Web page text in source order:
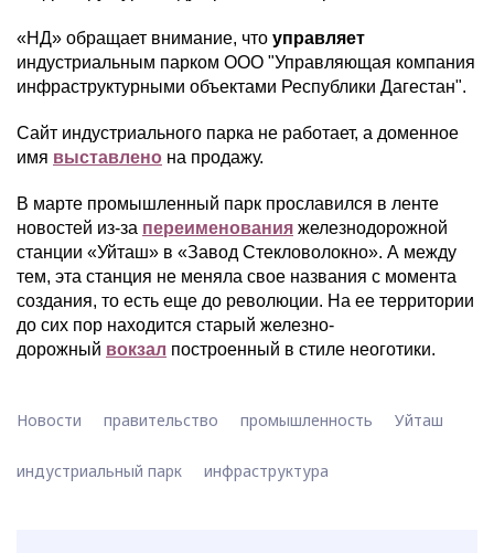
«НД» обращает внимание, что управляет
индустриальным парком ООО "Управляющая компания
инфраструктурными объектами Республики Дагестан".
Сайт индустриального парка не работает, а доменное
имя выставлено на продажу.
В марте промышленный парк прославился в ленте
новостей из-за переименования железнодорожной
станции «Уйташ» в «Завод Стекловолокно». А между
тем, эта станция не меняла свое названия с момента
создания, то есть еще до революции. На ее территории
до сих пор находится старый железно-
дорожный вокзал построенный в стиле неоготики.
Новости правительство промышленность Уйташ
индустриальный парк инфраструктура